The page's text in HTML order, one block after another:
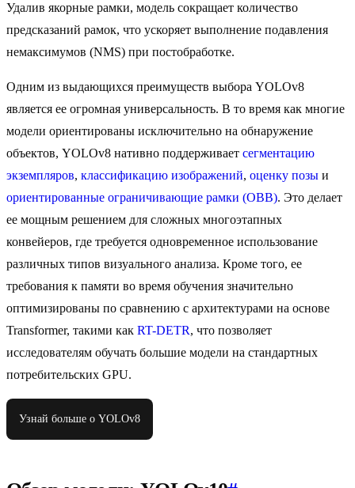
Удалив якорные рамки, модель сокращает количество
предсказаний рамок, что ускоряет выполнение подавления
немаксимумов (NMS) при постобработке.
Одним из выдающихся преимуществ выбора YOLOv8
является ее огромная универсальность. В то время как многие
модели ориентированы исключительно на обнаружение
объектов, YOLOv8 нативно поддерживает сегментацию
экземпляров, классификацию изображений, оценку позы и
ориентированные ограничивающие рамки (OBB). Это делает
ее мощным решением для сложных многоэтапных
конвейеров, где требуется одновременное использование
различных типов визуального анализа. Кроме того, ее
требования к памяти во время обучения значительно
оптимизированы по сравнению с архитектурами на основе
Transformer, такими как RT-DETR, что позволяет
исследователям обучать большие модели на стандартных
потребительских GPU.
Узнай больше о YOLOv8